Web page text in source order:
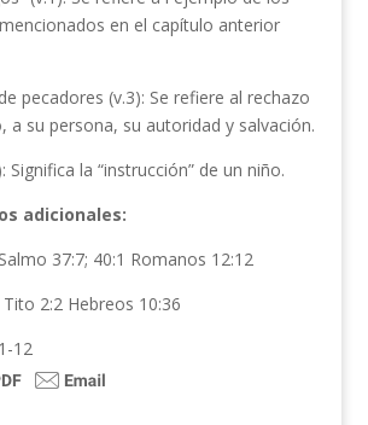
en el capítulo anterior
pecadores (v.3): Se refiere al rechazo
a su persona, su autoridad y salvación.
Significa la “instrucción” de un niño.
adicionales:
37:7; 40:1 Romanos 12:12
2:2 Hebreos 10:36
12